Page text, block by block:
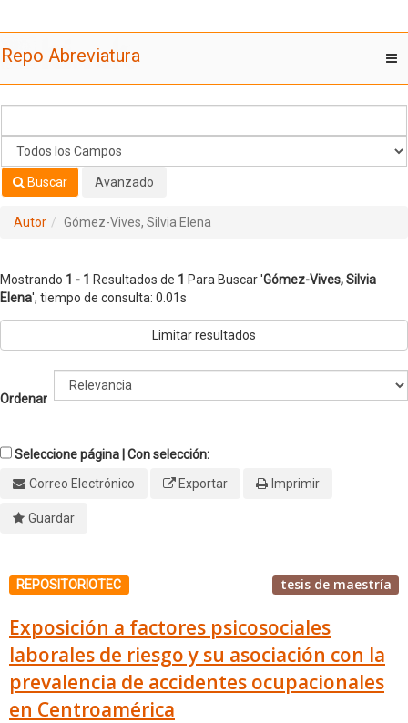
Elena'
Repo Abreviatura
Buscar Avanzado
Autor Gómez-Vives, Silvia Elena
Mostrando 1 - 1 Resultados de 1 Para Buscar 'Gómez-Vives, Silvia
Elena', tiempo de consulta: 0.01s
Limitar resultados
Ordenar
Seleccione página | Con selección:
Correo Electrónico
Exportar Imprimir
Guardar
REPOSITORIOTEC tesis de maestría
Exposición a factores psicosociales
laborales de riesgo y su asociación con la
prevalencia de accidentes ocupacionales
en Centroamérica